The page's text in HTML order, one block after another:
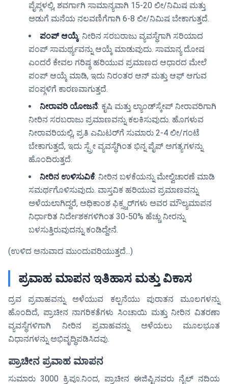
ಪೈಪ್ಗಳಲ್ಲಿ, ಶವರ್ಗಾಗಿ ಸಾಮಾನ್ಯವಾಗಿ 15-20 ಲೀ/ನಿಮಿಷ ಮತ್ತು
ಅಡುಗೆ ಮನೆಯ ನಲವಣಿಗೆಗಾಗಿ 6-8 ಲೀ/ನಿಮಿಷ ಬೇಕಾಗುತ್ತದೆ.
ಪಂಪ್ ಆಯ್ಕೆ: ನೀರಿನ ಸರಬರಾಜು ವ್ಯವಸ್ಥೆಗಾಗಿ ಸರಿಯಾದ
ಪಂಪ್ ಸಾಮರ್ಥ್ಯವನ್ನು ಆಯ್ಕೆ ಮಾಡುವುದು. ಸಾಮಾನ್ಯ ದೋಷ
ಎಂದರೆ ಕೇವಲ ಗರಿಷ್ಠ ಹರಿಯುವ ಪ್ರಮಾಣದ ಆಧಾರದ ಮೇಲೆ
ಪಂಪ್ ಆಯ್ಕೆ ಮಾಡಿ, ಇದು ನಿರಂತರ ಆನ್ ಮತ್ತು ಆಫ್ ಆಗುವ
ಪಂಪ್ಗಳಿಗೆ ಕಾರಣವಾಗುತ್ತದೆ.
ನೀರಾವರಿ ಯೋಜನೆ: ಕೃಷಿ ಮತ್ತು ಲ್ಯಾಂಡ್‌ಸ್ಕೇಪ್ ನೀರಾವರಿಗಾಗಿ
ನೀರಿನ ಸರಬರಾಜು ಪ್ರಮಾಣವನ್ನು ಕಲಕಿಸುವುದು. ಹೊಗಳುವ
ನೀರಾವರಿಯಲ್ಲಿ, ಪ್ರತಿ ಎಮಿಟರ್‌ಗೆ ಸುಮಾರು 2-4 ಲೀ/ಗಂಟೆ
ಬೇಕಾಗುತ್ತದೆ, ಇದು ಸ್ಪ್ರೇ ವ್ಯವಸ್ಥೆಗಿಂತ ಭಿನ್ನ ಪೈಪ್ ಅಗತ್ಯಗಳನ್ನು
ಹೊಂದಿರುತ್ತದೆ.
ನೀರಿನ ಉಳಿಸುವಿಕೆ: ನೀರಿನ ಬಳಕೆಯನ್ನು ಮೇಲ್ವಿಚಾರಣೆ ಮಾಡಿ
ಸಮರ್ಥಗೊಳಿಸುವುದು. ವಾಸ್ತವಿಕ ಹರಿಯುವ ಪ್ರಮಾಣವನ್ನು
ಅಳೆಯಲಾಗಿದ್ದರೆ, ಅಧಿಕಾಂಶ ಫಿಕ್ಸ್ಚರ್‌ಗಳು ಅವರ ಮೌಲ್ಯಮಾಪನ
ನಿರ್ಧಾರಿತ ನಿರ್ದೇಶಕಗಳಿಗಿಂತ 30-50% ಹೆಚ್ಚು ನೀರನ್ನು
ಬಳಸುತ್ತಿರುವುದನ್ನು ಕಂಡಿದ್ದೇನೆ.
(ಉಳಿದ ಅನುವಾದ ಮುಂದುವರಿಯುತ್ತದೆ...)
ಪ್ರವಾಹ ಮಾಪನ ಇತಿಹಾಸ ಮತ್ತು ವಿಕಾಸ
ದ್ರವ ಪ್ರವಾಹವನ್ನು ಅಳೆಯುವ ಕಲ್ಪನೆಯು ಪುರಾತನ ಮೂಲಗಳನ್ನು
ಹೊಂದಿದೆ, ಪ್ರಾಚೀನ ನಾಗರಿಕತೆಗಳು ಸಿಂಚಾಯಿ ಮತ್ತು ನೀರಿನ ವಿತರಣಾ
ವ್ಯವಸ್ಥೆಗಳಿಗಾಗಿ ನೀರಿನ ಪ್ರವಾಹವನ್ನು ಅಳೆಯಲು ಮೂಲಭೂತ
ವಿಧಾನಗಳನ್ನು ಅಭಿವೃದ್ಧಿಪಡಿಸಿದವು.
ಪ್ರಾಚೀನ ಪ್ರವಾಹ ಮಾಪನ
ಸುಮಾರು 3000 ಕ್ರಿ.ಪೂ.ನಿಂದ, ಪ್ರಾಚೀನ ಈಜಿಪ್ಟಿನವರು ನೈಲ್ ನದಿಯ